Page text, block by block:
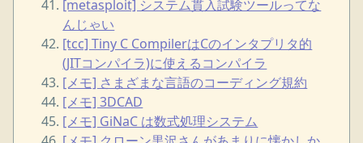
[metasploit] システム貫入試験ツールってな
んじゃい
[tcc] Tiny C CompilerはCのインタプリタ的
(JITコンパイラ)に使えるコンパイラ
[メモ] さまざまな言語のコーディング規約
[メモ] 3DCAD
[メモ] GiNaC は数式処理システム